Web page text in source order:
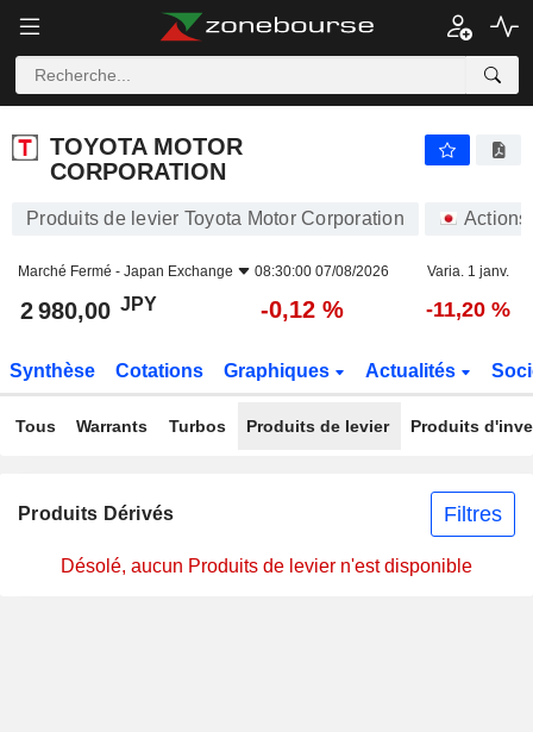
TOYOTA MOTOR
CORPORATION
Produits de levier Toyota Motor Corporation Actions
Marché Fermé - Japan Exchange 08:30:00 07/08/2026 Varia. 1 janv.
2 980,00 JPY -0,12 % -11,20 %
Synthèse Cotations Graphiques Actualités
Tous Warrants Turbos Produits de levier Produits
Produits Dérivés Filtres
Désolé, aucun Produits de levier n'est disponible